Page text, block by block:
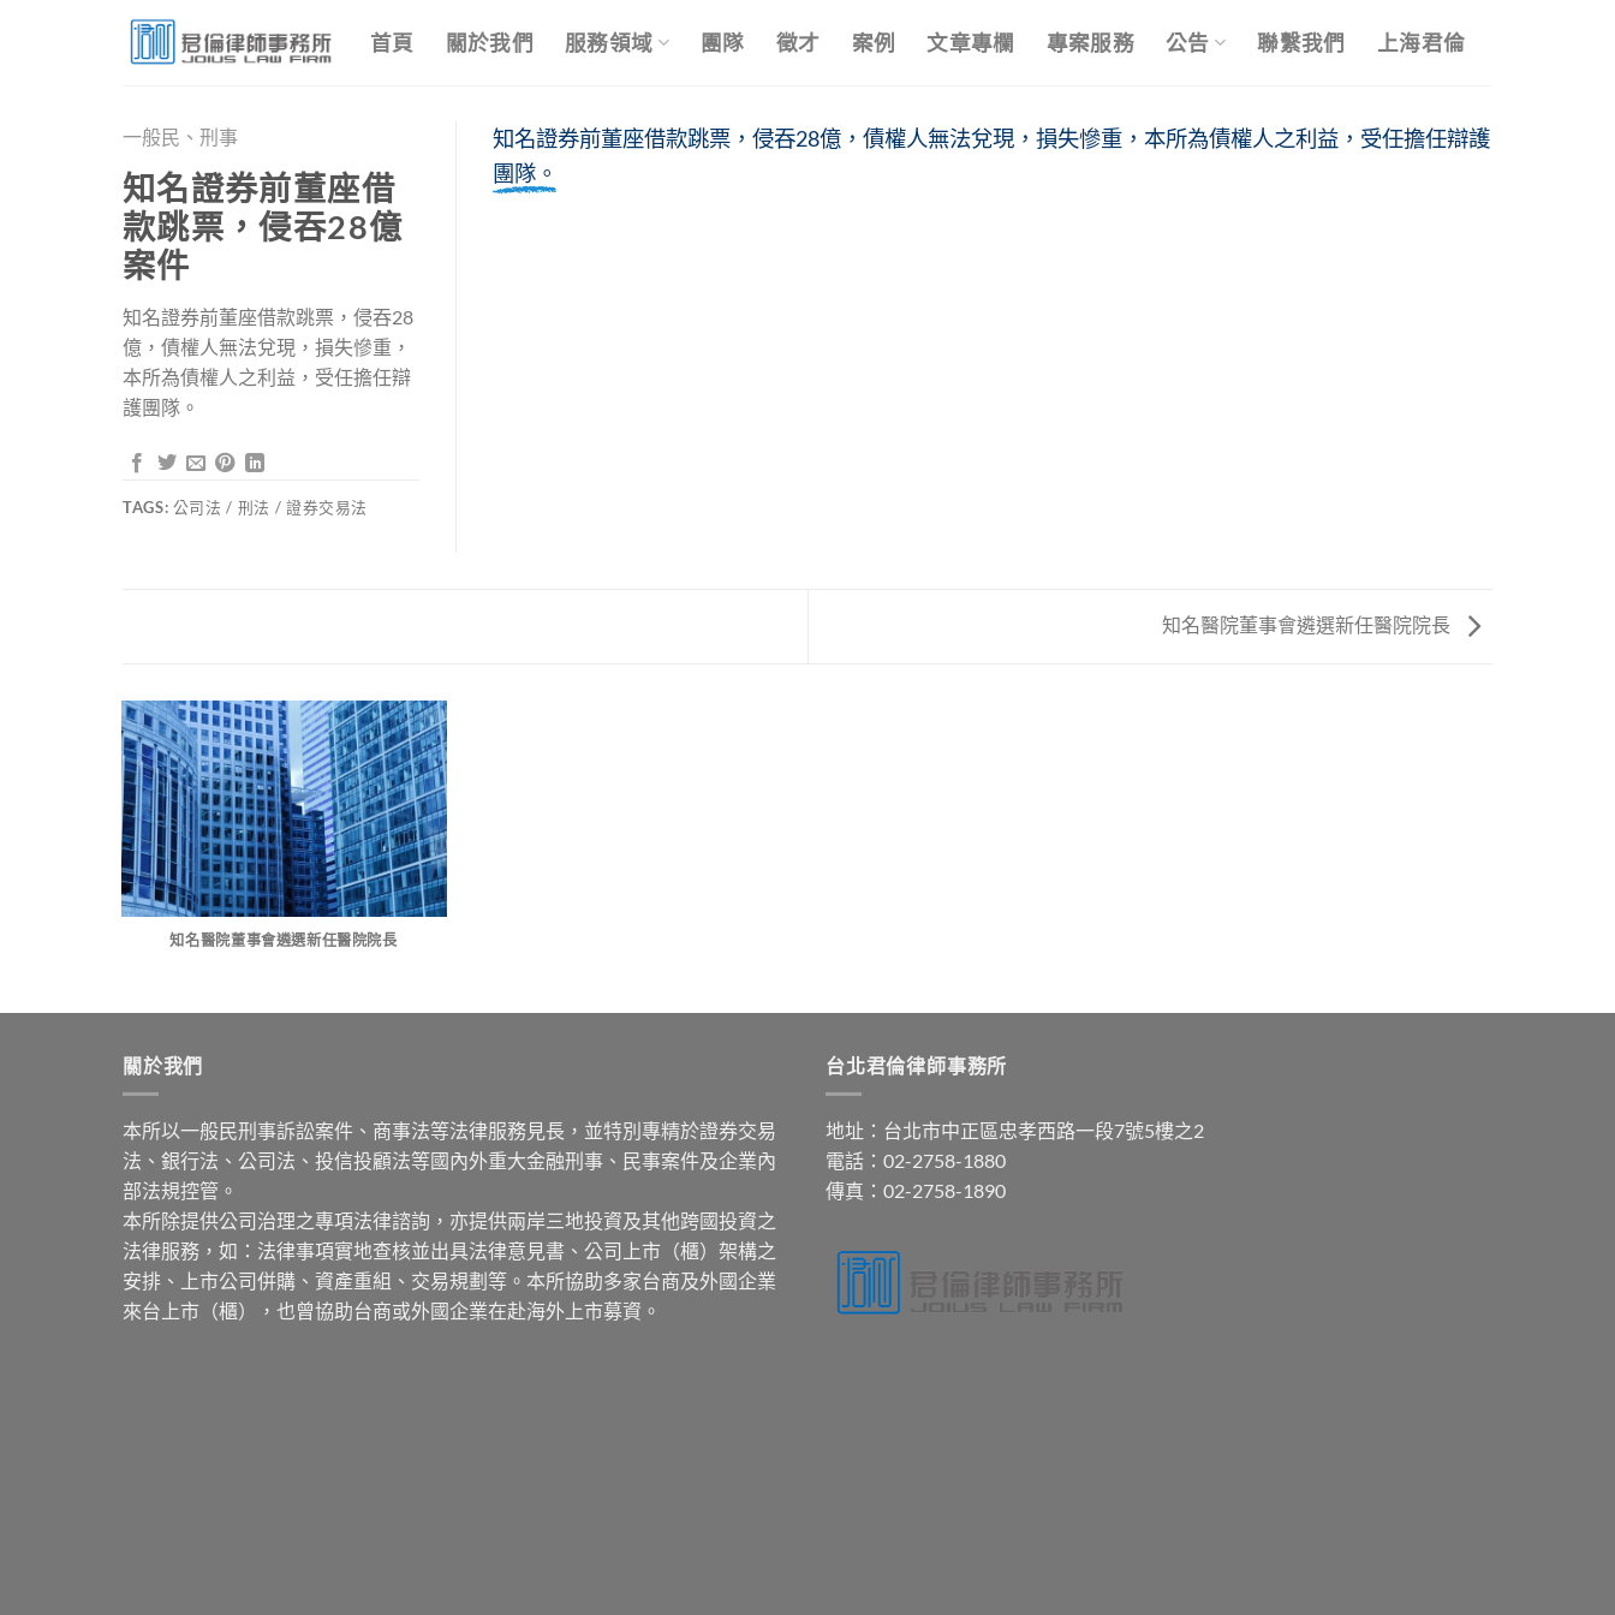
首頁 關於我們 服務領域 團隊 徵才 案例 文章專欄 專案服務 公告 聯繫我們 上海君倫
一般民、刑事
知名證券前董座借
款跳票，侵吞28億
案件
知名證券前董座借款跳票，侵吞28
億，債權人無法兌現，損失慘重，
本所為債權人之利益，受任擔任辯
護團隊。
TAGS: 公司法 / 刑法 / 證券交易法
知名證券前董座借款跳票，侵吞28億，債權人無法兌現，損失慘重，本所為債權人之利益，受任擔任辯護
團隊。
知名醫院董事會遴選新任醫院院長
知名醫院董事會遴選新任醫院院長
關於我們
本所以一般民刑事訴訟案件、商事法等法律服務見長，並特別專精於證券交易
法、銀行法、公司法、投信投顧法等國內外重大金融刑事、民事案件及企業內
部法規控管。
本所除提供公司治理之專項法律諮詢，亦提供兩岸三地投資及其他跨國投資之
法律服務，如：法律事項實地查核並出具法律意見書、公司上市（櫃）架構之
安排、上市公司併購、資產重組、交易規劃等。本所協助多家台商及外國企業
來台上市（櫃），也曾協助台商或外國企業在赴海外上市募資。
台北君倫律師事務所
地址：台北市中正區忠孝西路一段7號5樓之2
電話：02-2758-1880
傳真：02-2758-1890